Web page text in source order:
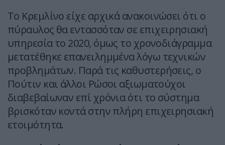
Το Κρεμλίνο είχε αρχικά ανακοινώσει ότι ο
πύραυλος θα εντασσόταν σε επιχειρησιακή
υπηρεσία το 2020, όμως το χρονοδιάγραμμα
μετατέθηκε επανειλημμένα λόγω τεχνικών
προβλημάτων. Παρά τις καθυστερήσεις, ο
Πούτιν και άλλοι Ρώσοι αξιωματούχοι
διαβεβαίωναν επί χρόνια ότι το σύστημα
βρισκόταν κοντά στην πλήρη επιχειρησιακή
ετοιμότητα.